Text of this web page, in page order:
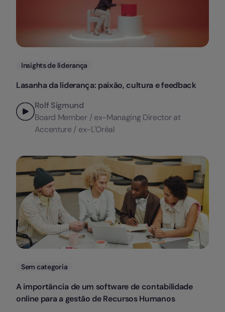
Categorias
Insights de liderança
Lasanha da liderança: paixão, cultura e feedback
Rolf Sigmund
Board Member / ex-Managing Director at
Accenture / ex-L'Oréal
Categorias
Sem categoria
A importância de um software de contabilidade
online para a gestão de Recursos Humanos